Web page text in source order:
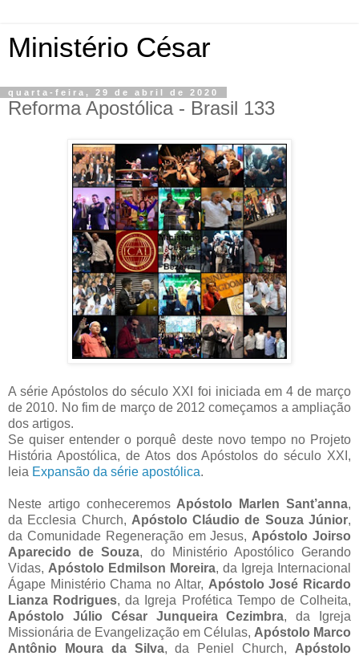
Ministério César
quarta-feira, 29 de abril de 2020
Reforma Apostólica - Brasil 133
A série Apóstolos do século XXI foi iniciada em 4 de março
de 2010. No fim de março de 2012 começamos a ampliação
dos artigos.
Se quiser entender o porquê deste novo tempo no Projeto
História Apostólica, de Atos dos Apóstolos do século XXI,
leia Expansão da série apostólica.
Neste artigo conheceremos Apóstolo Marlen Sant’anna,
da Ecclesia Church, Apóstolo Cláudio de Souza Júnior,
da Comunidade Regeneração em Jesus, Apóstolo Joirso
Aparecido de Souza, do Ministério Apostólico Gerando
Vidas, Apóstolo Edmilson Moreira, da Igreja Internacional
Ágape Ministério Chama no Altar, Apóstolo José Ricardo
Lianza Rodrigues, da Igreja Profética Tempo de Colheita,
Apóstolo Júlio César Junqueira Cezimbra, da Igreja
Missionária de Evangelização em Células, Apóstolo Marco
Antônio Moura da Silva, da Peniel Church, Apóstolo